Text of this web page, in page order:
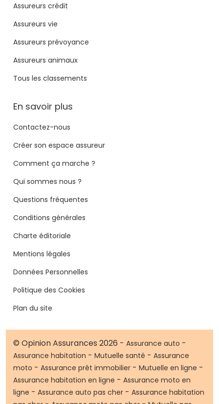
Assureurs crédit
Assureurs vie
Assureurs prévoyance
Assureurs animaux
Tous les classements
En savoir plus
Contactez-nous
Créer son espace assureur
Comment ça marche ?
Qui sommes nous ?
Questions fréquentes
Conditions générales
Charte éditoriale
Mentions légales
Données Personnelles
Politique des Cookies
Plan du site
© Opinion Assurances 2026 - Assurance auto -
Assurance habitation - Mutuelle santé - Assurance
moto - Assurance prêt immobilier - Mutuelle en ligne -
Assurance habitation en ligne - Assurance moto en
ligne - Assurance auto pas cher - Assurance habitation